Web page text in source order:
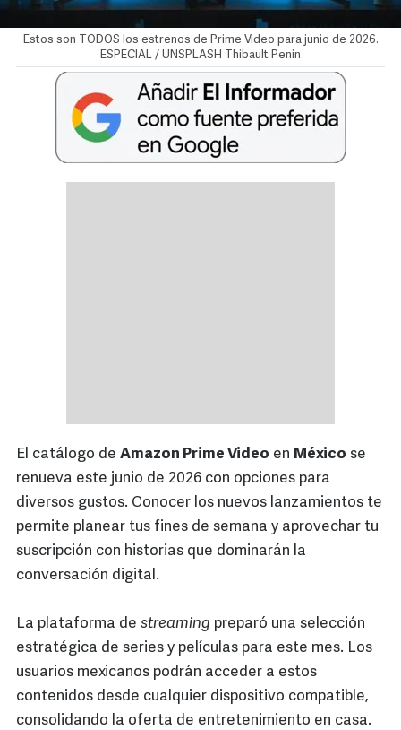
Estos son TODOS los estrenos de Prime Video para junio de 2026.
ESPECIAL / UNSPLASH Thibault Penin
El catálogo de Amazon Prime Video en México se
renueva este junio de 2026 con opciones para
diversos gustos. Conocer los nuevos lanzamientos te
permite planear tus fines de semana y aprovechar tu
suscripción con historias que dominarán la
conversación digital.
La plataforma de streaming preparó una selección
estratégica de series y películas para este mes. Los
usuarios mexicanos podrán acceder a estos
contenidos desde cualquier dispositivo compatible,
consolidando la oferta de entretenimiento en casa.